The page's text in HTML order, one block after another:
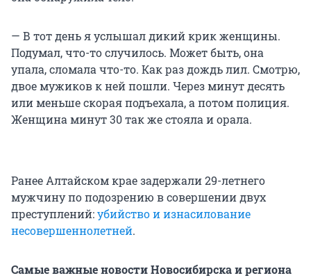
— В тот день я услышал дикий крик женщины.
Подумал, что-то случилось. Может быть, она
упала, сломала что-то. Как раз дождь лил. Смотрю,
двое мужиков к ней пошли. Через минут десять
или меньше скорая подъехала, а потом полиция.
Женщина минут 30 так же стояла и орала.
Ранее Алтайском крае задержали 29-летнего
мужчину по подозрению в совершении двух
преступлений:убийство и изнасилование
несовершеннолетней.
Самые важные новости Новосибирска и региона